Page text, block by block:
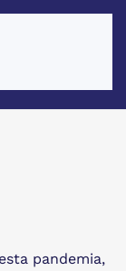
pandemia,